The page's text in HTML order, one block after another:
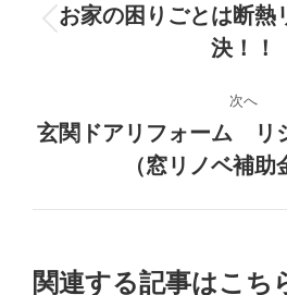
稿
ビ
ー
前
の
稿:
お家の困りごとは断熱
決！！
次へ
の
玄関ドアリフォーム リ
（窓リノベ補助
関連する記事はこち